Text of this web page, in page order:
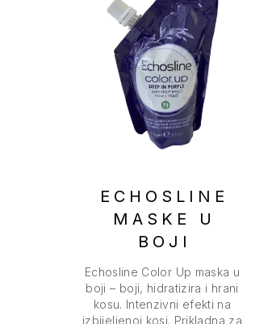
ECHOSLINE
MASKE U
BOJI
Echosline Color Up maska u
boji – boji, hidratizira i hrani
kosu. Intenzivni efekti na
izbijeljenoj kosi. Prikladna za